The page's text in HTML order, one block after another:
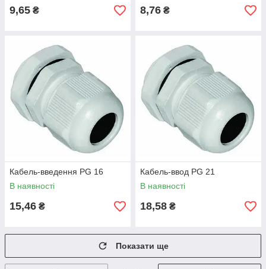
9,65 ₴ 8,76 ₴
Кабель-введення PG 16
В наявності
15,46 ₴
Кабель-ввод PG 21
В наявності
18,58 ₴
Показати ще